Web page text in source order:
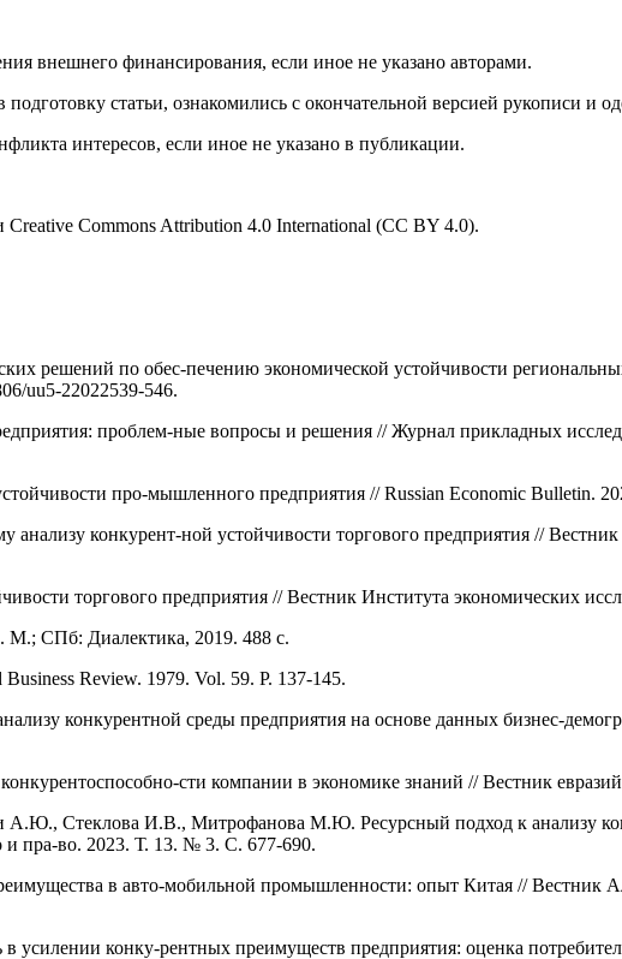
внешнего финансирования, если иное не указано авторами.
статьи, ознакомились с окончательной версией рукописи и
интересов, если иное не указано в публикации.
Creative Commons Attribution 4.0 International (CC BY 4.0).
решений по обес-печению экономической устойчивости
uu5-22022539-546.
проблем-ные вопросы и решения // Журнал прикладных
про-мышленного предприятия // Russian Economic Bulletin.
конкурент-ной устойчивости торгового предприятия //
торгового предприятия // Вестник Института экономических
М.; СПб: Диалектика, 2019. 488 с.
Review. 1979. Vol. 59. P. 137-145.
конкурентной среды предприятия на основе данных бизнес-
сти компании в экономике знаний // Вестник
Стеклова И.В., Митрофанова М.Ю. Ресурсный подход к анализу
и пра-во. 2023. Т. 13. № 3. С. 677-690.
в авто-мобильной промышленности: опыт Китая // Вестник
конку-рентных преимуществ предприятия: оценка